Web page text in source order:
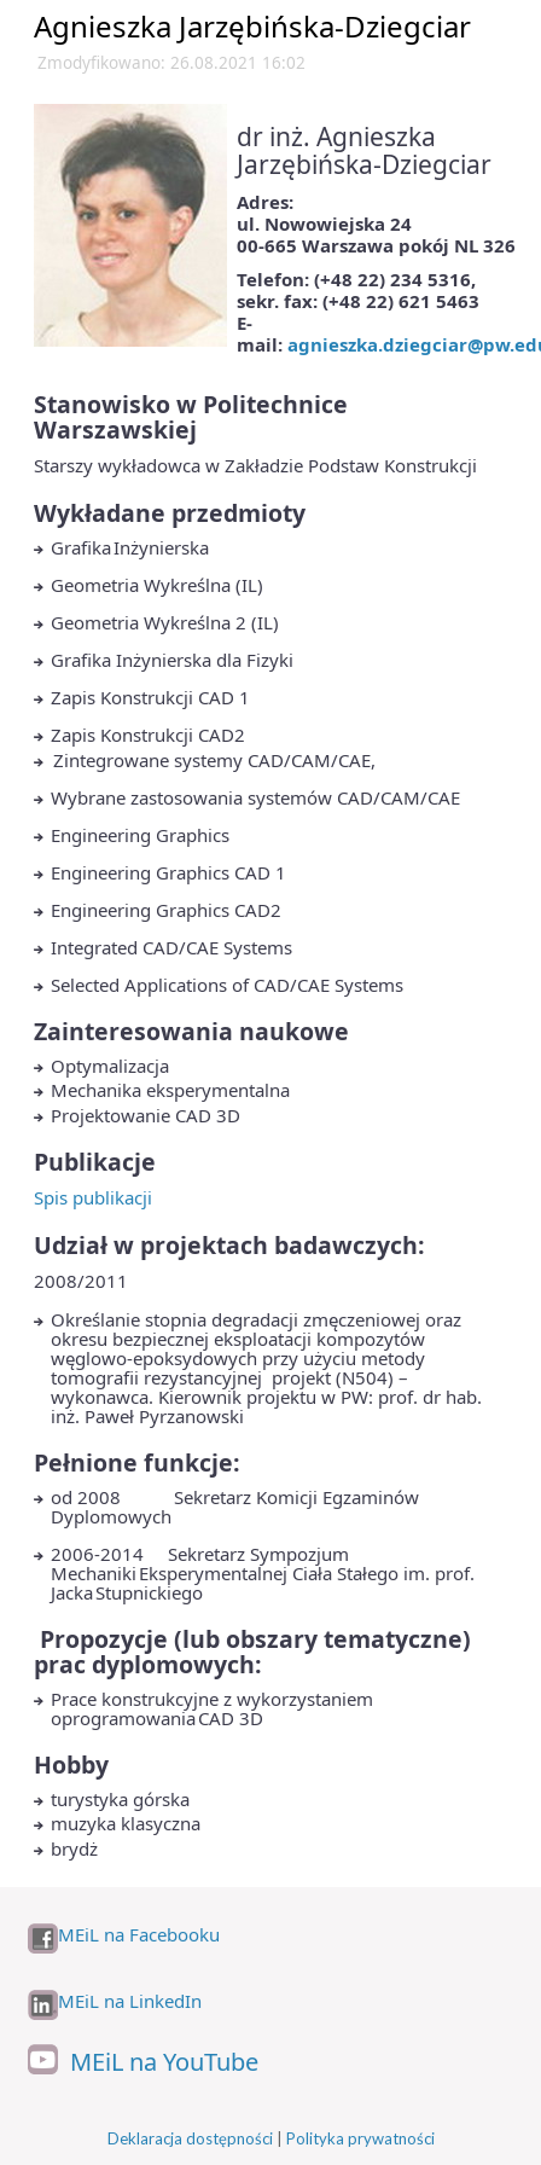
Agnieszka Jarzębińska-Dziegciar
Zmodyfikowano: 26.08.2021 16:02
dr inż. Agnieszka
Jarzębińska-Dziegciar
Adres:
ul. Nowowiejska 24
00-665 Warszawa pokój NL 326
Telefon: (+48 22) 234 5316,
sekr. fax: (+48 22) 621 5463
E-
mail:
Stanowisko w Politechnice
Warszawskiej
Starszy wykładowca w Zakładzie Podstaw Konstrukcji
Wykładane przedmioty
Grafika Inżynierska
Geometria Wykreślna (IL)
Geometria Wykreślna 2 (IL)
Grafika Inżynierska dla Fizyki
Zapis Konstrukcji CAD 1
Zapis Konstrukcji CAD2
Zintegrowane systemy CAD/CAM/CAE,
Wybrane zastosowania systemów CAD/CAM/CAE
Engineering Graphics
Engineering Graphics CAD 1
Engineering Graphics CAD2
Integrated CAD/CAE Systems
Selected Applications of CAD/CAE Systems
Zainteresowania naukowe
Optymalizacja
Mechanika eksperymentalna
Projektowanie CAD 3D
Publikacje
Spis publikacji
Udział w projektach badawczych:
2008/2011
Określanie stopnia degradacji zmęczeniowej oraz
okresu bezpiecznej eksploatacji kompozytów
węglowo-epoksydowych przy użyciu metody
tomografii rezystancyjnej projekt (N504) –
wykonawca. Kierownik projektu w PW: prof. dr hab.
inż. Paweł Pyrzanowski
Pełnione funkcje:
od 2008 Sekretarz Komicji Egzaminów
Dyplomowych
2006-2014 Sekretarz Sympozjum
Mechaniki Eksperymentalnej Ciała Stałego im. prof.
Jacka Stupnickiego
Propozycje (lub obszary tematyczne)
prac dyplomowych:
Prace konstrukcyjne z wykorzystaniem
oprogramowania CAD 3D
Hobby
turystyka górska
muzyka klasyczna
brydż
MEiL na Facebooku
MEiL na LinkedIn
MEiL na YouTube
Deklaracja dostępności| Polityka prywatności